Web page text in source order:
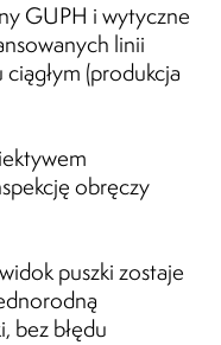
GUPH i wytyczne
linii
(produkcja
obręczy
puszki zostaje
bez błędu